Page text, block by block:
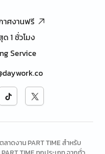
าศงานฟรี
1 ชั่วโมง
Service
าดงาน PART TIME สำหรับ